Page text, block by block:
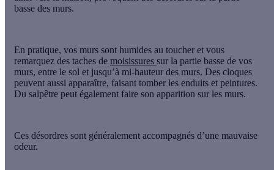
basse des murs.
En pratique, vos murs sont humides au toucher et vous
remarquez des taches de moisissures sur la partie basse de vos
murs, entre le sol et jusqu’à mi-hauteur des murs. Des cloques
peuvent aussi apparaître, faisant tomber les enduits et peintures.
Du salpêtre peut également faire son apparition sur les murs.
Ces désordres sont généralement accompagnés d’une mauvaise
odeur.